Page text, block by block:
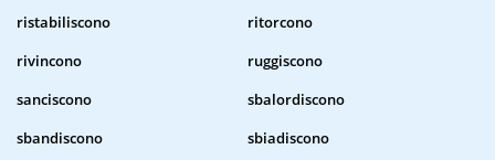
ristabiliscono
ritorcono
rivincono
ruggiscono
sanciscono
sbalordiscono
sbandiscono
sbiadiscono